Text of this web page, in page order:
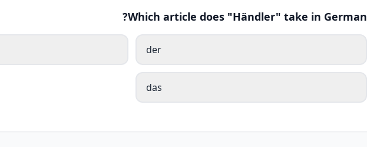
Which article does "Händler" take in German?
der
das